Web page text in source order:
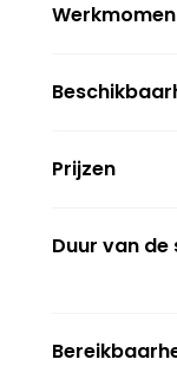
Prijzen
Duur van de